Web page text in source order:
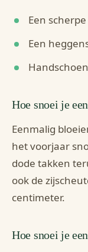
Een
Een
Hoe snoei je
Eenmalig
het voorjaar
dode takken
ook de
centimeter.
Hoe snoei je